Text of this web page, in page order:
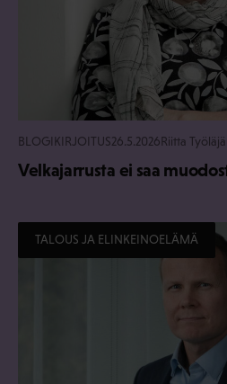
BLOGIKIRJOITUS26.5.2026Riitta
Velkajarrusta ei saa
TALOUS JA ELINKEINOELÄMÄ